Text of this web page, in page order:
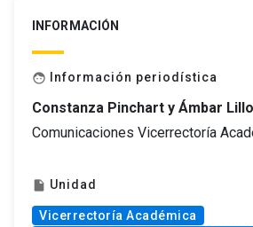
INFORMACIÓN
face Información periodística
Constanza Pinchart y Ámbar Lillo
Comunicaciones Vicerrectoría
insert_drive_file Unidad
Vicerrectoría Académica